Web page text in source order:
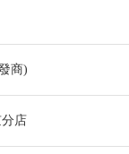
商)
店